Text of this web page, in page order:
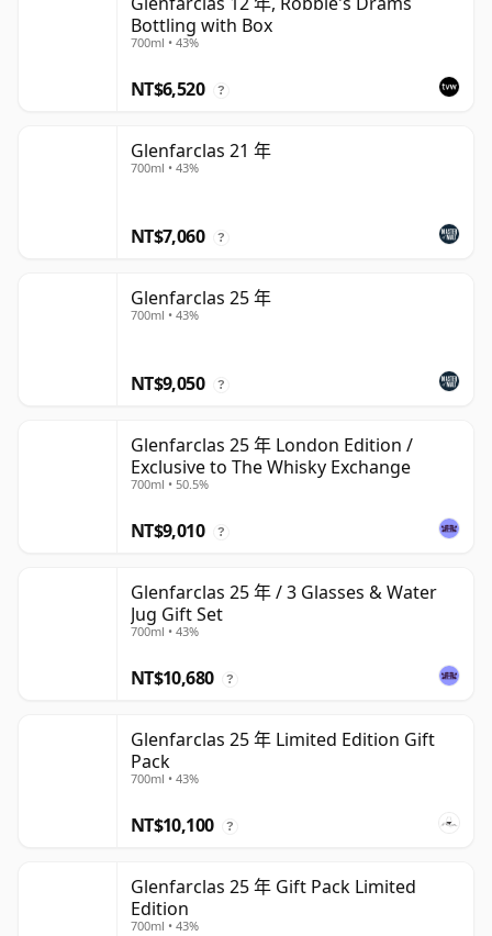
Bottling with Box
700ml • 43%
NT$6,520 ?
Glenfarclas 21 年
700ml • 43%
NT$7,060 ?
Glenfarclas 25 年
700ml • 43%
NT$9,050 ?
Glenfarclas 25 年 London Edition /
Exclusive to The Whisky Exchange
700ml • 50.5%
NT$9,010 ?
Glenfarclas 25 年 / 3 Glasses & Water
Jug Gift Set
700ml • 43%
NT$10,680 ?
Glenfarclas 25 年 Limited Edition Gift
Pack
700ml • 43%
NT$10,100 ?
Glenfarclas 25 年 Gift Pack Limited
Edition
700ml • 43%